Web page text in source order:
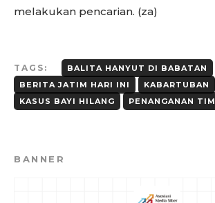
melakukan pencarian. (za)
TAGS:
BALITA HANYUT DI BABATAN
BERITA JATIM HARI INI
KABARTUBAN
KASUS BAYI HILANG
PENANGANAN
BANNER